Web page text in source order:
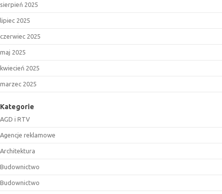
sierpień 2025
lipiec 2025
czerwiec 2025
maj 2025
kwiecień 2025
marzec 2025
Kategorie
AGD i RTV
Agencje reklamowe
Architektura
Budownictwo
Budownictwo